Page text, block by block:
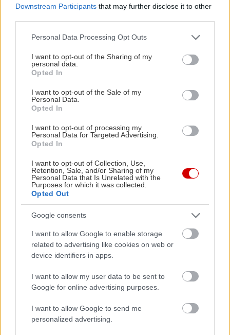
Downstream Participants that may further disclose it to other
Please note that this website/app uses one or more Google
not limited to your visit or usage behaviour. You may click to
grant or deny consent to Google and its third-party tags to
use your data for below specified purposes in below Google
consent section.
Personal Data Processing Opt Outs
I want to opt-out of the Sharing of my
personal data.
Opted In
I want to opt-out of the Sale of my
Personal Data.
Opted In
I want to opt-out of processing my
Personal Data for Targeted Advertising.
Opted In
I want to opt-out of Collection, Use,
Retention, Sale, and/or Sharing of my
Personal Data that Is Unrelated with the
Purposes for which it was collected.
Opted Out
Google consents
I want to allow Google to enable storage
related to advertising like cookies on web or
device identifiers in apps.
I want to allow my user data to be sent to
Google for online advertising purposes.
I want to allow Google to send me
personalized advertising.in2life team